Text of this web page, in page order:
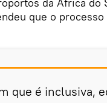
que o
que é inclusiva,